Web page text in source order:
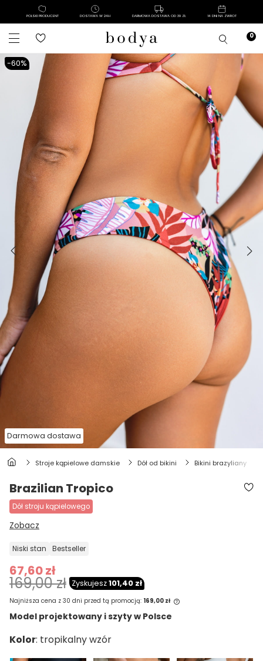
POLSKI PRODUCENT DOSTAWA W 24H DARMOWA DOSTAWA OD 39 ZŁ 14 DNI NA ZWROT
Darmowa dostawa
-60%
stroje kąpielowe damskie dół od bikini bikini brazyliany
Brazilian Tropico
dół stroju kąpielowego
Zobacz
niski stan bestseller
67,60 zł
169,00 zł Zyskujesz101,40 zł
Najniższa cena z 30 dni przed tą promocją: 169,00 zł
niż 30 dni, wyświetlana jest najniższa
Model projektowany i szyty w Polsce
Kolor